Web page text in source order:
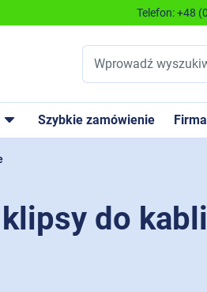
Telefon:+48
Szybkie zamówienie Firma
do kabli